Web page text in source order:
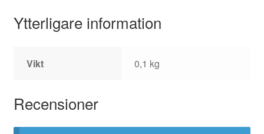
Ytterligare information
Vikt 0,1 kg
Recensioner